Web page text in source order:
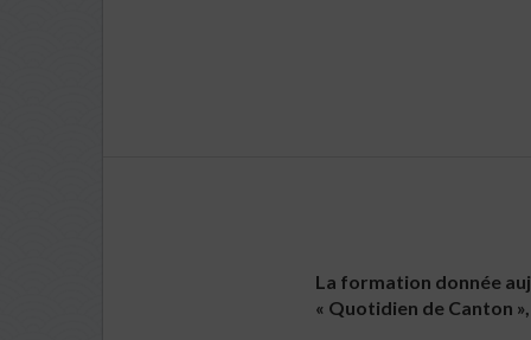
La formation donnée
« Quotidien de Canton